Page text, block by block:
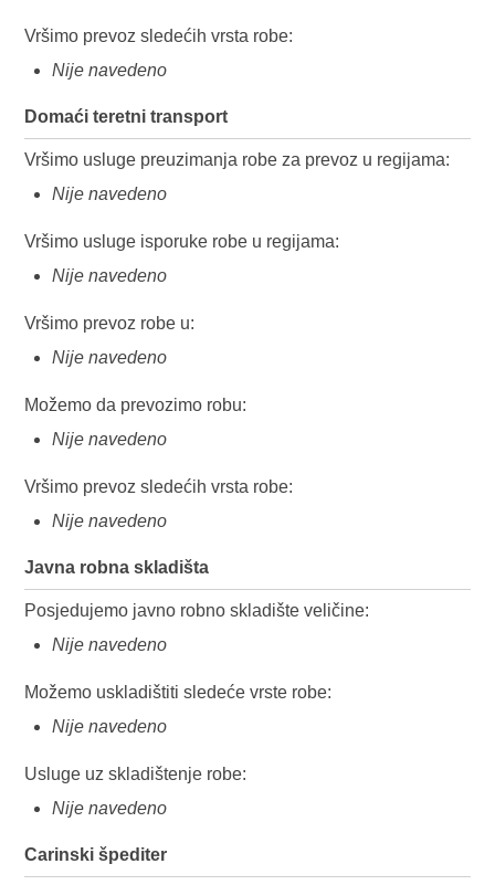
Vršimo prevoz sledećih vrsta robe:
Nije navedeno
Domaći teretni transport
Vršimo usluge preuzimanja robe za prevoz u regijama:
Nije navedeno
Vršimo usluge isporuke robe u regijama:
Nije navedeno
Vršimo prevoz robe u:
Nije navedeno
Možemo da prevozimo robu:
Nije navedeno
Vršimo prevoz sledećih vrsta robe:
Nije navedeno
Javna robna skladišta
Posjedujemo javno robno skladište veličine:
Nije navedeno
Možemo uskladištiti sledeće vrste robe:
Nije navedeno
Usluge uz skladištenje robe:
Nije navedeno
Carinski špediter